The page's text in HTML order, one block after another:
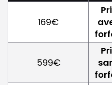
169€
599€